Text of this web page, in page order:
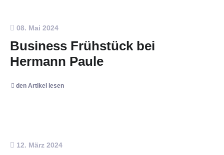
08. Mai 2024
Business Frühstück bei
Hermann Paule
den Artikel lesen
12. März 2024